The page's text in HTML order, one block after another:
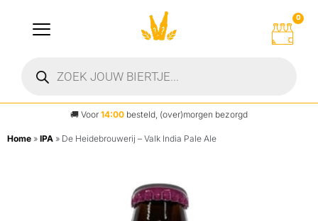
0
🚚 Voor 14:00 besteld, (over)morgen bezorgd
Home » IPA » De Heidebrouwerij – Valk India Pale Ale